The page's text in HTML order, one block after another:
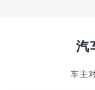
汽
车主